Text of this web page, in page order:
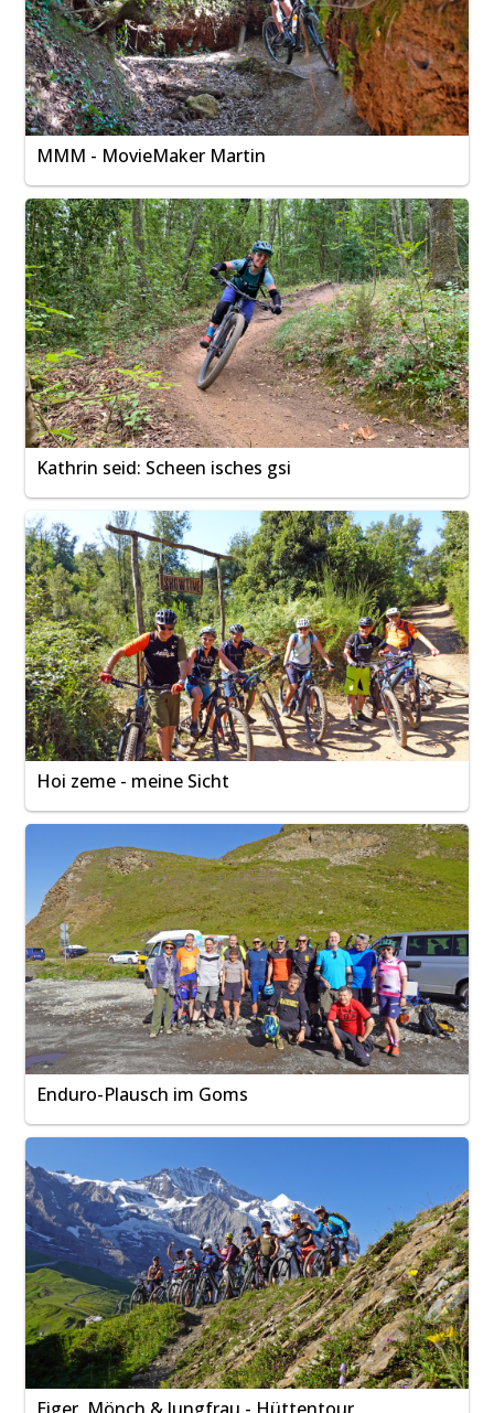
MMM - MovieMaker Martin
Kathrin seid: Scheen isches gsi
Hoi zeme - meine Sicht
Enduro-Plausch im Goms